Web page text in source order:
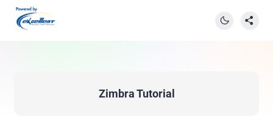
Zimbra Tutorial